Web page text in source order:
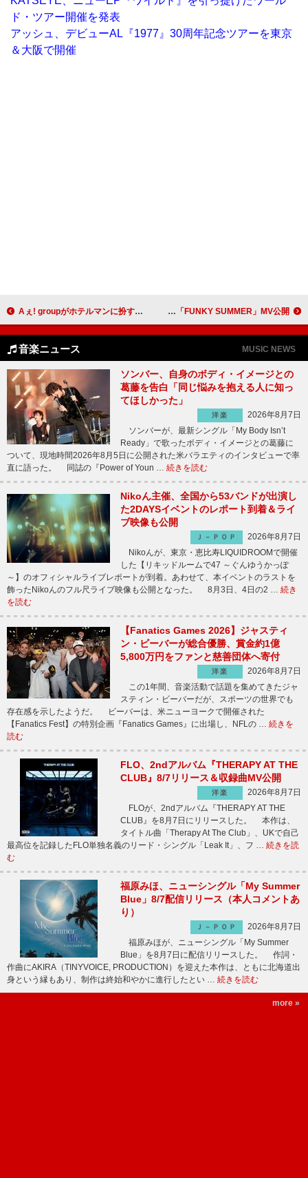
ド・ツアー開催を発表
アッシュ、デビューAL『1977』30周年記念ツアーを東京
＆大阪で開催
Aぇ! groupがホテルマンに扮する「でこぼこライフ」MV公開、シングルにはソロバージョンも収録 僕が見たかった青空、新曲「FUNKY SUMMER」MV公開
音楽ニュース MUSIC NEWS
ソンバー、自身のボディ・イメージとの
葛藤を告白「同じ悩みを抱える人に知っ
てほしかった」
洋楽
2026年8月7日
ソンバーが、最新シングル「My Body Isn’t
Ready」で歌ったボディ・イメージとの葛藤に
ついて、現地時間2026年8月5日に公開された米バラエティのインタビューで率
直に語った。 同誌の『Power of Youn … 続きを読む
Nikoん主催、全国から53バンドが出演し
た2DAYSイベントのレポート到着＆ライ
ブ映像も公開
Ｊ－ＰＯＰ
2026年8月7日
Nikoんが、東京・恵比寿LIQUIDROOMで開催
した【リキッドルームで47 ～ぐんゆうかっぽ
～】のオフィシャルライブレポートが到着。あわせて、本イベントのラストを
飾ったNikoんのフル尺ライブ映像も公開となった。 8月3日、4日の2 … 続き
を読む
【Fanatics Games 2026】ジャスティ
ン・ビーバーが総合優勝、賞金約1億
5,800万円をファンと慈善団体へ寄付
洋楽
2026年8月7日
この1年間、音楽活動で話題を集めてきたジャ
スティン・ビーバーだが、スポーツの世界でも
存在感を示したようだ。 ビーバーは、米ニューヨークで開催された
【Fanatics Fest】の特別企画『Fanatics Games』に出場し、NFLの … 続きを
読む
FLO、2ndアルバム『THERAPY AT THE
CLUB』8/7リリース＆収録曲MV公開
洋楽
2026年8月7日
FLOが、2ndアルバム『THERAPY AT THE
CLUB』を8月7日にリリースした。 本作は、
タイトル曲「Therapy At The Club」、UKで自己
最高位を記録したFLO単独名義のリード・シングル「Leak It」、フ … 続きを読
む
福原みほ、ニューシングル「My Summer
Blue」8/7配信リリース（本人コメントあ
り）
Ｊ－ＰＯＰ
2026年8月7日
福原みほが、ニューシングル「My Summer
Blue」を8月7日に配信リリースした。 作詞・
作曲にAKIRA（TINYVOICE, PRODUCTION）を迎えた本作は、ともに北海道出
身という縁もあり、制作は終始和やかに進行したとい … 続きを読む
more »